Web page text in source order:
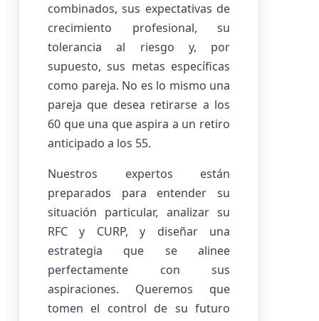
combinados, sus expectativas de
crecimiento profesional, su
tolerancia al riesgo y, por
supuesto, sus metas específicas
como pareja. No es lo mismo una
pareja que desea retirarse a los
60 que una que aspira a un retiro
anticipado a los 55.
Nuestros expertos están
preparados para entender su
situación particular, analizar su
RFC y CURP, y diseñar una
estrategia que se alinee
perfectamente con sus
aspiraciones. Queremos que
tomen el control de su futuro